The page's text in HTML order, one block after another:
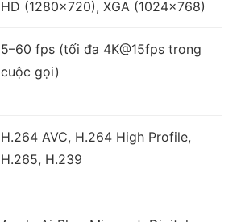
HD (1280×720), XGA (1024×768)
5–60 fps (tối đa 4K@15fps trong
cuộc gọi)
H.264 AVC, H.264 High Profile,
H.265, H.239